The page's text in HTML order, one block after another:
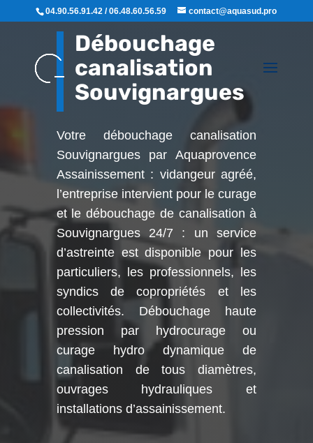
04.90.56.91.42 / 06.48.60.56.59 contact@aquasud.pro
Débouchage
canalisation
Souvignargues
Votre débouchage canalisation
Souvignargues par Aquaprovence
Assainissement : vidangeur agréé,
l’entreprise intervient pour le curage
et le débouchage de canalisation à
Souvignargues 24/7 : un service
d’astreinte est disponible pour les
particuliers, les professionnels, les
syndics de copropriétés et les
collectivités. Débouchage haute
pression par hydrocurage ou
curage hydro dynamique de
canalisation de tous diamètres,
ouvrages hydrauliques et
installations d’assainissement.